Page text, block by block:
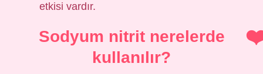
etkisi vardır.
Sodyum nitrit nerelerde
kullanılır?